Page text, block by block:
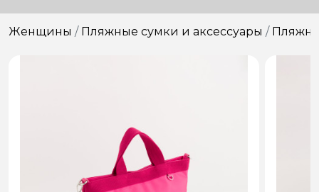
Женщины Пляжные сумки и аксессуары